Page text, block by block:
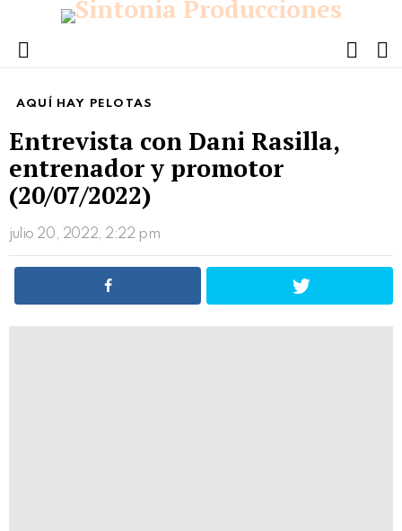
Menu
AQUÍ HAY PELOTAS
Entrevista con Dani Rasilla,
entrenador y promotor
(20/07/2022)
julio 20, 2022, 2:22 pm